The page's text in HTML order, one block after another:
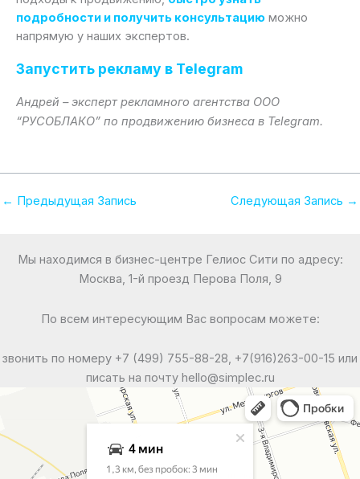
подробности и получить консультацию можно
напрямую у наших экспертов.
Запустить рекламу в Telegram
Андрей – эксперт рекламного агентства ООО
“РУСОБЛАКО” по продвижению бизнеса в Telegram.
← Предыдущая Запись Следующая Запись →
Мы находимся в бизнес-центре Гелиос Сити по адресу:
Москва, 1-й проезд Перова Поля, 9
По всем интересующим Вас вопросам можете:
звонить по номеру +7 (499) 755-88-28, +7(916)263-00-15 или
писать на почту hello@simplec.ru